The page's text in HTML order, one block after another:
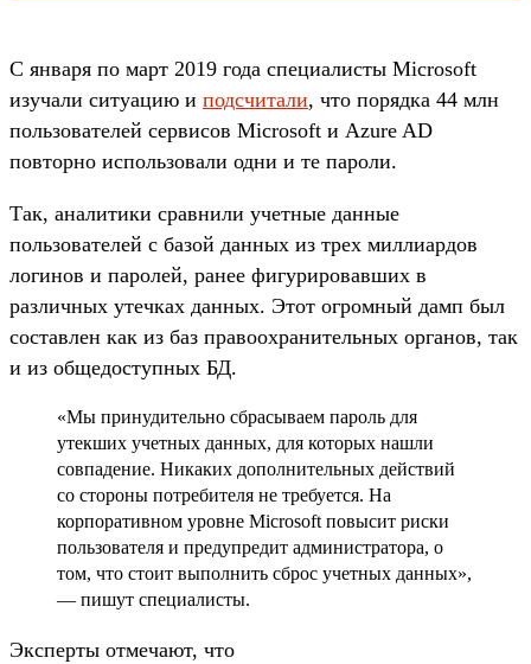
С января по март 2019 года специалисты Microsoft
изучали ситуацию и подсчитали, что порядка 44 млн
пользователей сервисов Microsoft и Azure AD
повторно использовали одни и те пароли.
Так, аналитики сравнили учетные данные
пользователей с базой данных из трех миллиардов
логинов и паролей, ранее фигурировавших в
различных утечках данных. Этот огромный дамп был
составлен как из баз правоохранительных органов, так
и из общедоступных БД.
«Мы принудительно сбрасываем пароль для
утекших учетных данных, для которых нашли
совпадение. Никаких дополнительных действий
со стороны потребителя не требуется. На
корпоративном уровне Microsoft повысит риски
пользователя и предупредит администратора, о
том, что стоит выполнить сброс учетных данных»,
— пишут специалисты.
Эксперты отмечают, что